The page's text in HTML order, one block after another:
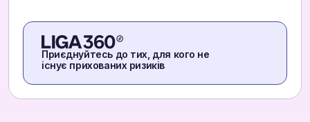
Приєднуйтесь до тих, для кого не
існує прихованих ризиків